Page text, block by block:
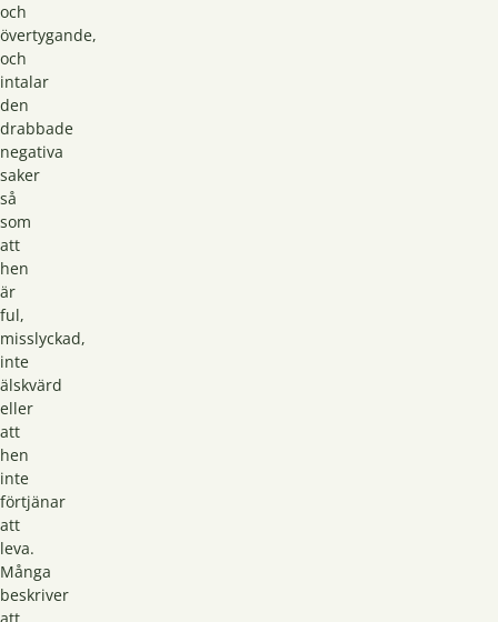
och
övertygande,
och
intalar
den
drabbade
negativa
saker
så
som
att
hen
är
ful,
misslyckad,
inte
älskvärd
eller
att
hen
inte
förtjänar
att
leva.
Många
beskriver